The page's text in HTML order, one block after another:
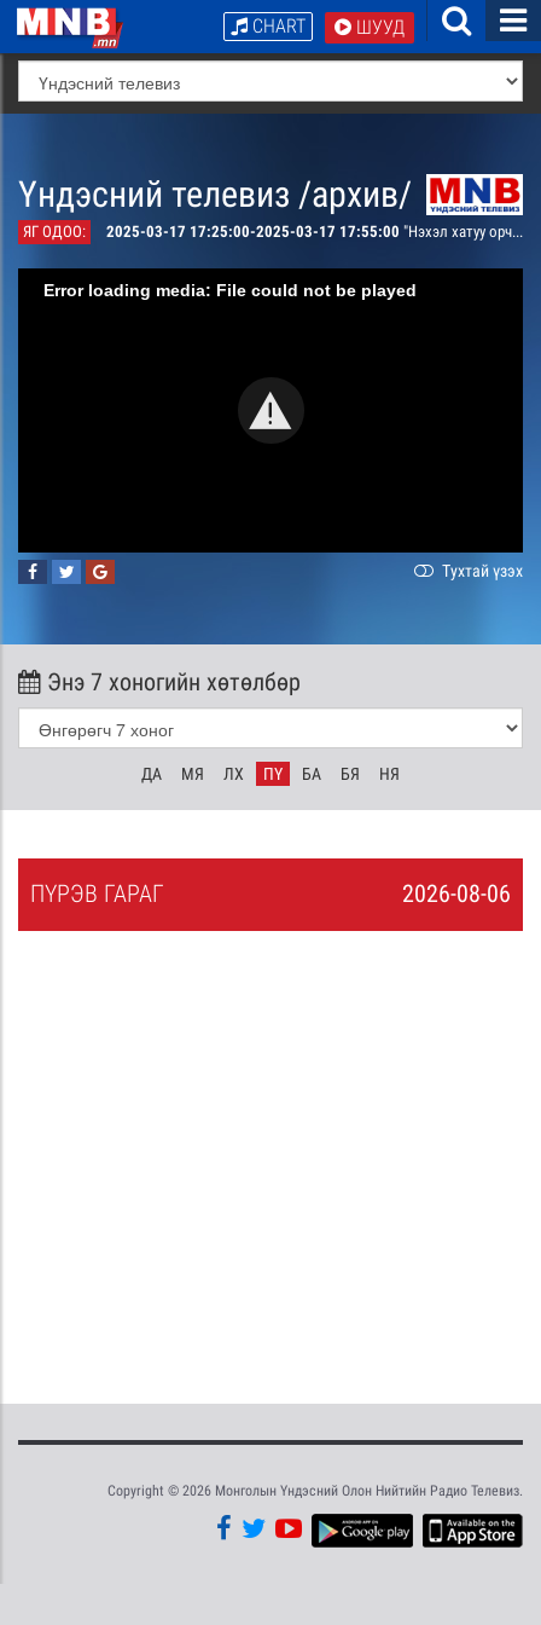
ШУУД
CHART
Үндэсний телевиз /архив/
ЯГ ОДОО: 2025-03-17 17:25:00-2025-03-17 17:55:00 "Нэхэл хатуу орчлон" зохиомж
Error loading media: File could not be played
Тухтай үзэх
Энэ 7 хоногийн хөтөлбөр
ДА МЯ ЛХ ПҮ БА БЯ НЯ
2026-08-06
ПҮРЭВ ГАРАГ
Copyright © 2026 Монголын Үндэсний Олон Нийтийн Радио Телевиз.